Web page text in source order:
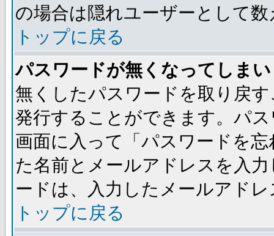
の場合は隠れユーザーとして
トップに戻る
パスワードが無くなってしま
無くしたパスワードを取り戻
発行することができます。パ
画面に入って「パスワードを
た名前とメールアドレスを入
ードは、入力したメールアド
トップに戻る